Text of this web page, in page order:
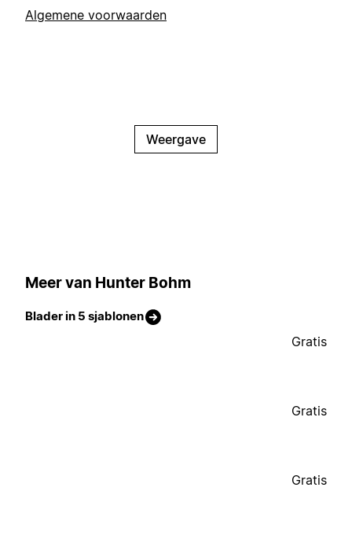
Algemene voorwaarden
Weergave
Meer van Hunter Bohm
Blader in 5 sjablonen
Gratis
Gratis
Gratis